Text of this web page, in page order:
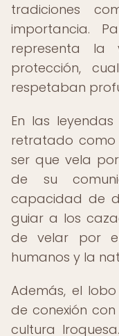
tradiciones
importancia.
representa
protección,
respetaban
En las
retratado
ser que vela
de su
capacidad de
guiar a los
de velar por
humanos y la
Además, el
de conexión
cultura